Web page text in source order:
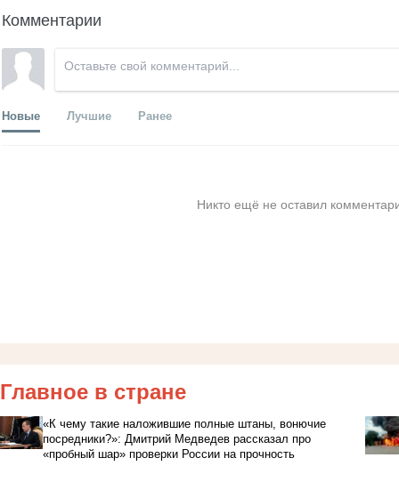
Комментарии
Новые Лучшие Ранее
Никто ещё не оставил
Главное в стране
«К чему такие наложившие полные штаны, вонючие
посредники?»: Дмитрий Медведев рассказал про
«пробный шар» проверки России на прочность